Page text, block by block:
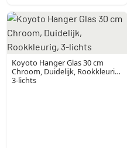
Koyoto Hanger Glas 30 cm
Chroom, Duidelijk, Rookkleurig,
3-lichts